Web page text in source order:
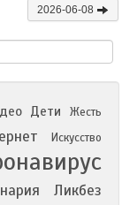
2026-06-08
Дети
Жесть
Искусство
Ликбез